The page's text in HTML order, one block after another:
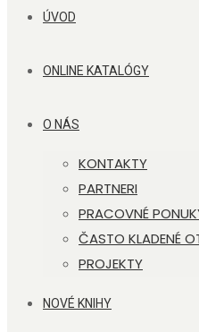
ÚVOD
ONLINE KATALÓGY
O NÁS
KONTAKTY
PARTNERI
PRACOVNÉ
ČASTO KLADENÉ
PROJEKTY
NOVÉ KNIHY